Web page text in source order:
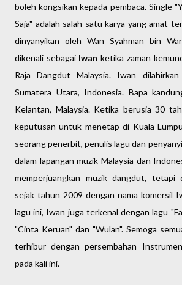
boleh kongsikan kepada pembaca. Single
Saja" adalah salah satu karya yang amat
dinyanyikan oleh Wan Syahman bin
dikenali sebagai Iwan ketika zaman
Raja Dangdut Malaysia. Iwan
Sumatera Utara, Indonesia. Bapa
Kelantan, Malaysia. Ketika berusia 30
keputusan untuk menetap di Kuala
seorang penerbit, penulis lagu dan
dalam lapangan muzik Malaysia dan
memperjuangkan muzik dangdut, tetapi
sejak tahun 2009 dengan nama komersil
lagu ini, Iwan juga terkenal dengan lagu
"Cinta Keruan" dan "Wulan". Semoga
terhibur dengan persembahan
pada kali ini.